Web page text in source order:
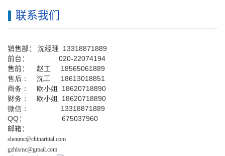
联系我们
销售部： 沈经理 13318871889
前台： 020-22074194
售前： 赵工 18565061889
售后： 沈工 18613018851
商务： 欧小姐 18620718890
财务： 欧小姐 18620718890
微信： 13318871889
QQ： 675037960
邮箱：
shenmc@chinarittal.com
gzhlsmc@gmail.com